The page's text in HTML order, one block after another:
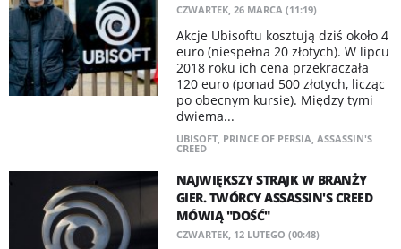
CZWARTEK, 26 MARCA (11:19)
Akcje Ubisoftu kosztują dziś około 4
euro (niespełna 20 złotych). W lipcu
2018 roku ich cena przekraczała
120 euro (ponad 500 złotych, licząc
po obecnym kursie). Między tymi
dwiema...
UBISOFT, PRINCE OF PERSIA, ASSASSIN'S
CREED
NAJWIĘKSZY STRAJK W BRANŻY
GIER. TWÓRCY ASSASSIN'S CREED
MÓWIĄ "DOŚĆ"
CZWARTEK, 12 LUTEGO (00:48)